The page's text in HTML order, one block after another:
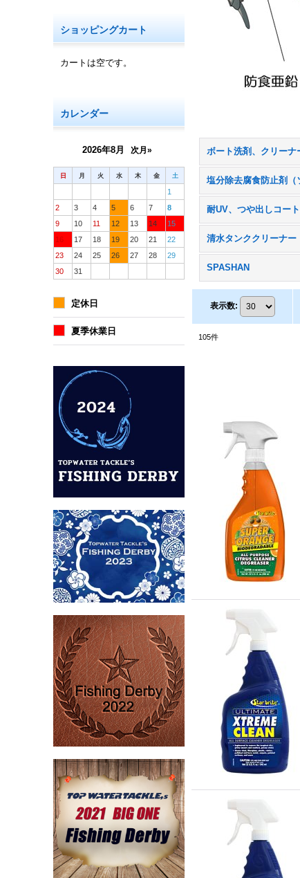
ショッピングカート
カートは空です。
カレンダー
2026年8月 次月»
日 月 火 水 木 金 土
1
2
3 4 5 6 7
8
9
10 11 12 13 14
15
16
17 18 19 20 21
22
23
24 25 26 27 28
29
30
31
定休日
夏季休業日
清水タンククリーナー
SPASHAN
表示数:
105件